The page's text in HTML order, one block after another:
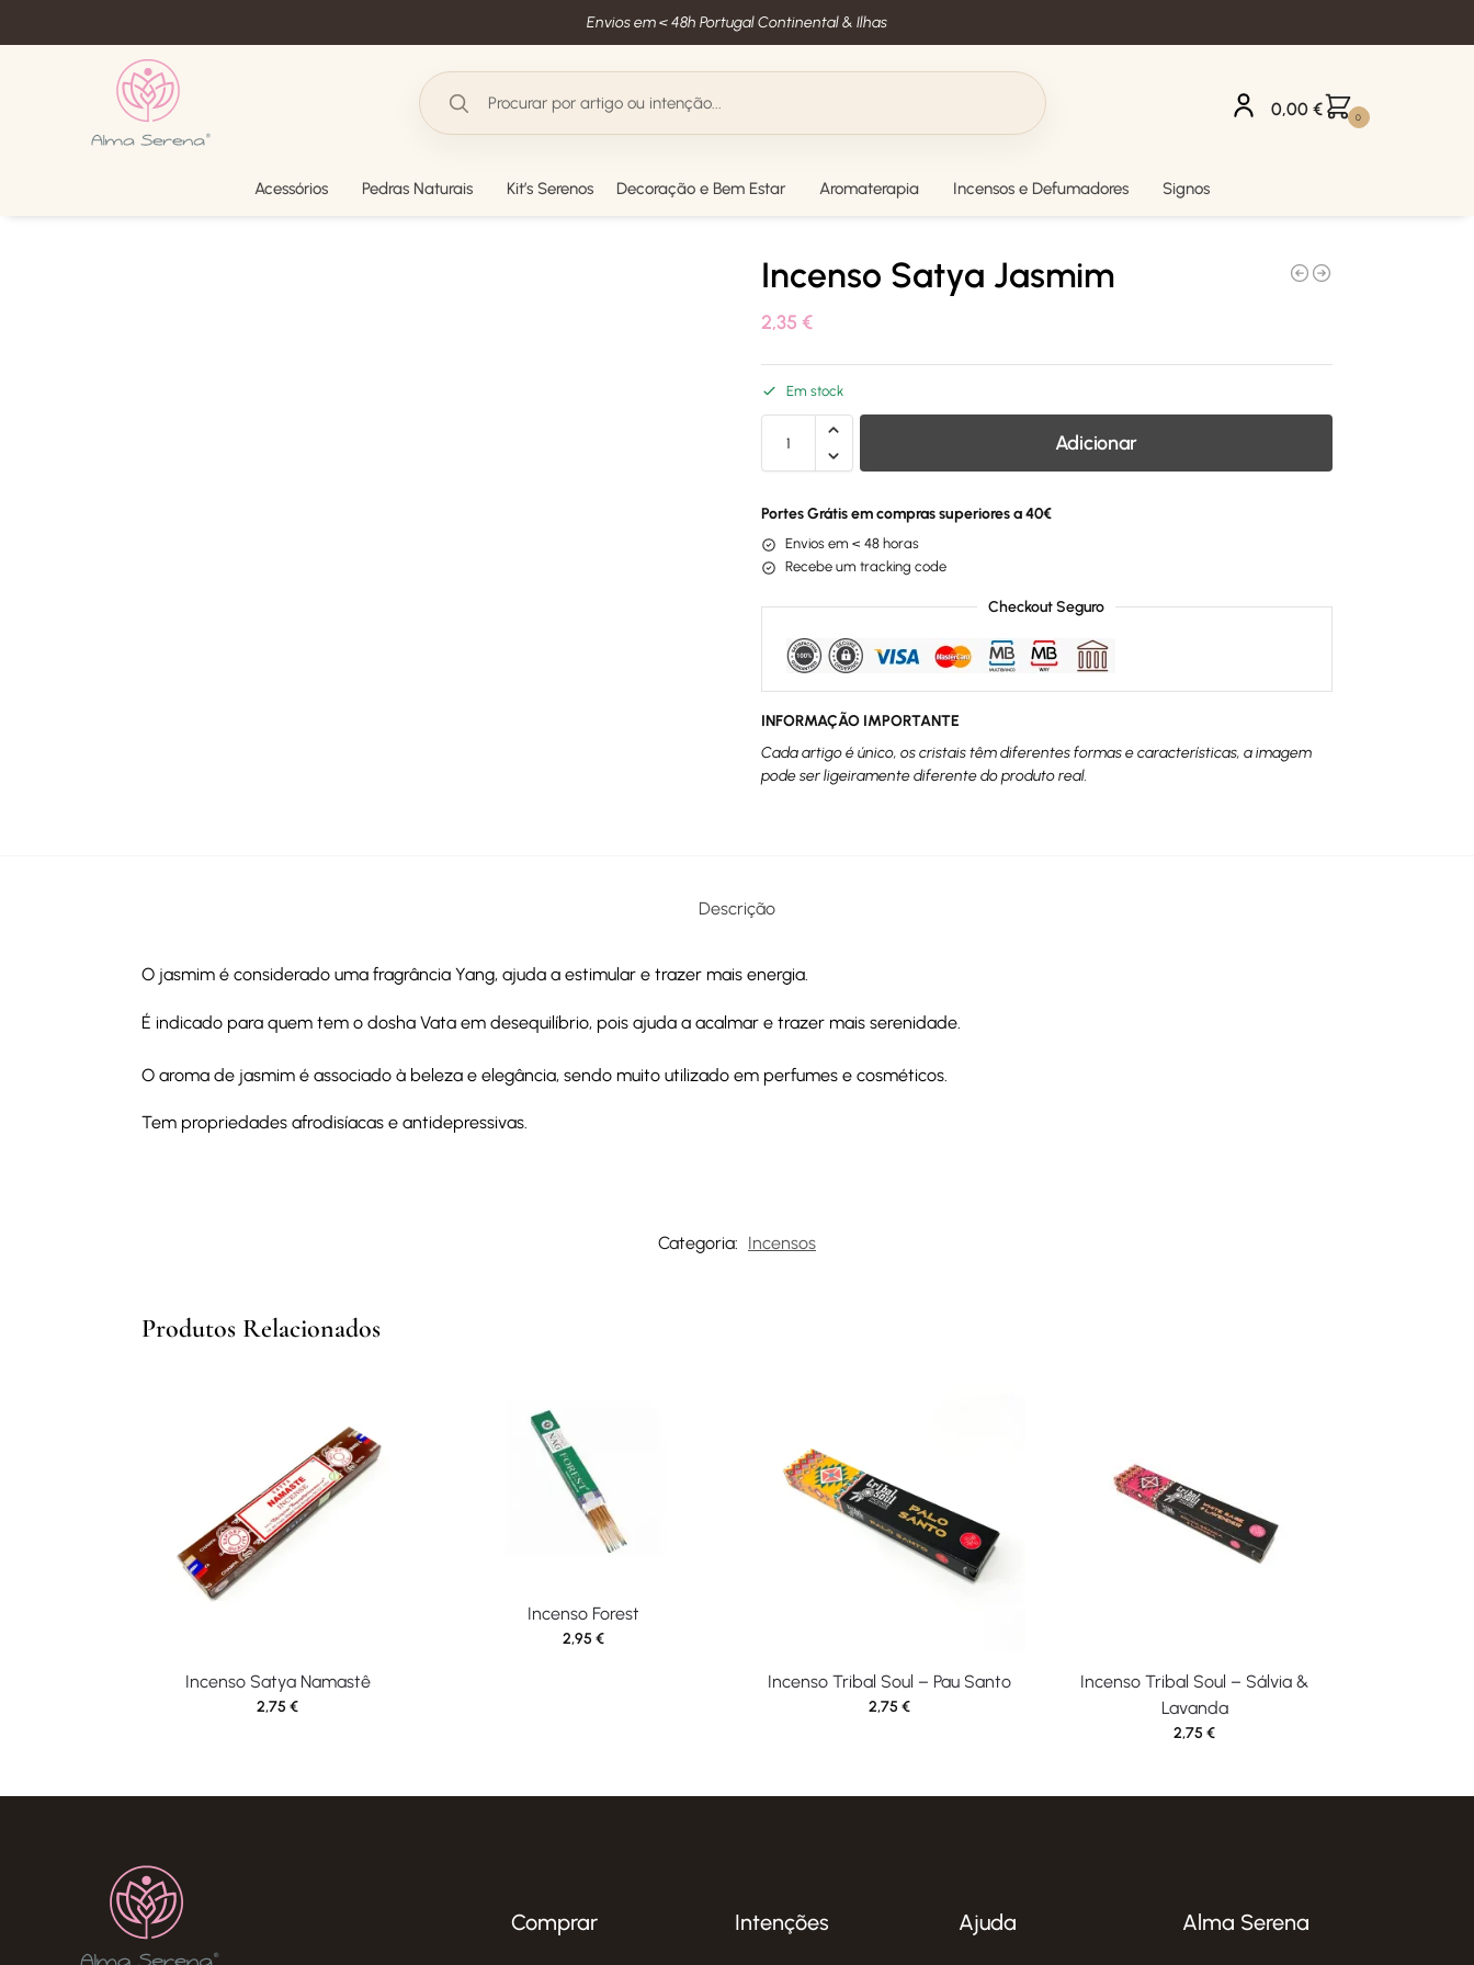
Envios em < 48h Portugal Continental & Ilhas
0,00 € 0
Acessórios Pedras Naturais Kit’s Serenos Decoração e Bem Estar Aromaterapia Incensos e Defumadores Signos
Incenso Satya Jasmim
2,35 €
Em stock
Adicionar
Portes Grátis em compras superiores a 40€
Envios em < 48 horas
Recebe um tracking code
Checkout Seguro
INFORMAÇÃO IMPORTANTE
Cada artigo é único, os cristais têm diferentes formas e características, a imagem
pode ser ligeiramente diferente do produto real.
Descrição
O jasmim é considerado uma fragrância Yang, ajuda a estimular e trazer mais energia.
É indicado para quem tem o dosha Vata em desequilíbrio, pois ajuda a acalmar e trazer mais serenidade.
O aroma de jasmim é associado à beleza e elegância, sendo muito utilizado em perfumes e cosméticos.
Tem propriedades afrodisíacas e antidepressivas.
Categoria: Incensos
Produtos Relacionados
Incenso Satya Namastê
2,75€
Incenso Forest
2,95 €
Incenso Tribal Soul – Pau Santo
2,75 €
Incenso Tribal Soul – Sálvia &
Lavanda
2,75€
Comprar Intenções Ajuda Alma Serena